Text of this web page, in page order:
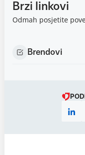
Brzi linkovi
Odmah posjetite
Brendovi